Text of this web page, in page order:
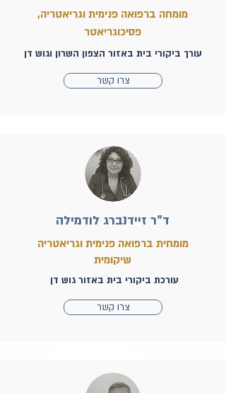
מומחה ברפואה פנימית וגריאטריה,
פסיכוגריאטר
עורך ביקורי בית באזור הצפון השרון וגוש דן
צרו קשר
ד"ר זיידנברג לודמילה
מומחית ברפואה פנימית וגריאטריה
שיקומית
עורכת ביקורי בית באזור גוש דן
צרו קשר